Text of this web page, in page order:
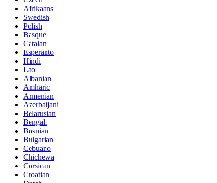
Afrikaans
Swedish
Polish
Basque
Catalan
Esperanto
Hindi
Lao
Albanian
Amharic
Armenian
Azerbaijani
Belarusian
Bengali
Bosnian
Bulgarian
Cebuano
Chichewa
Corsican
Croatian